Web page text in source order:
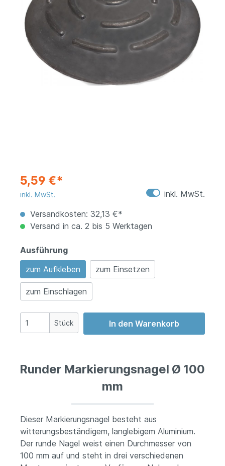
5,59 €*
inkl. MwSt.
inkl. MwSt.
Versandkosten: 32,13 €*
Versand in ca. 2 bis 5 Werktagen
Ausführung
zum Aufkleben
zum Einsetzen
zum Einschlagen
Stück In den Warenkorb
Runder Markierungsnagel Ø 100
mm
Dieser Markierungsnagel besteht aus
witterungsbeständigem, langlebigem Aluminium.
Der runde Nagel weist einen Durchmesser von
100 mm auf und steht in drei verschiedenen